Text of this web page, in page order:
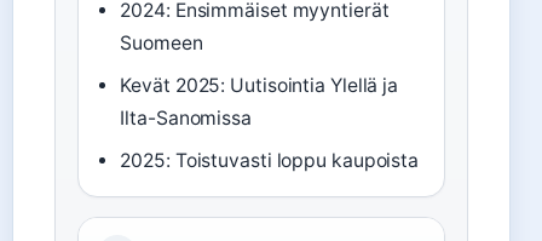
2024: Ensimmäiset myyntierät
Suomeen
Kevät 2025: Uutisointia Ylellä ja
Ilta-Sanomissa
2025: Toistuvasti loppu kaupoista